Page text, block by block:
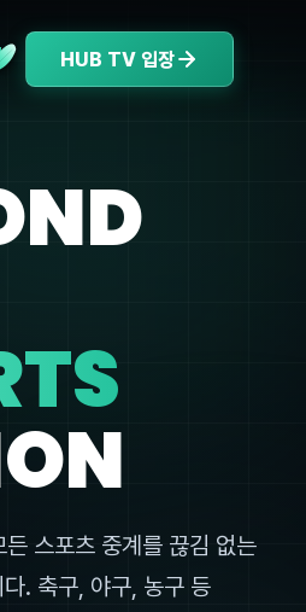
HUB TV 입장
스포츠 중계를 끊김 없는
. 축구, 야구, 농구 등